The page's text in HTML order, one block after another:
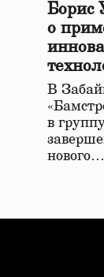
Борис
о
в
В
в
нового…